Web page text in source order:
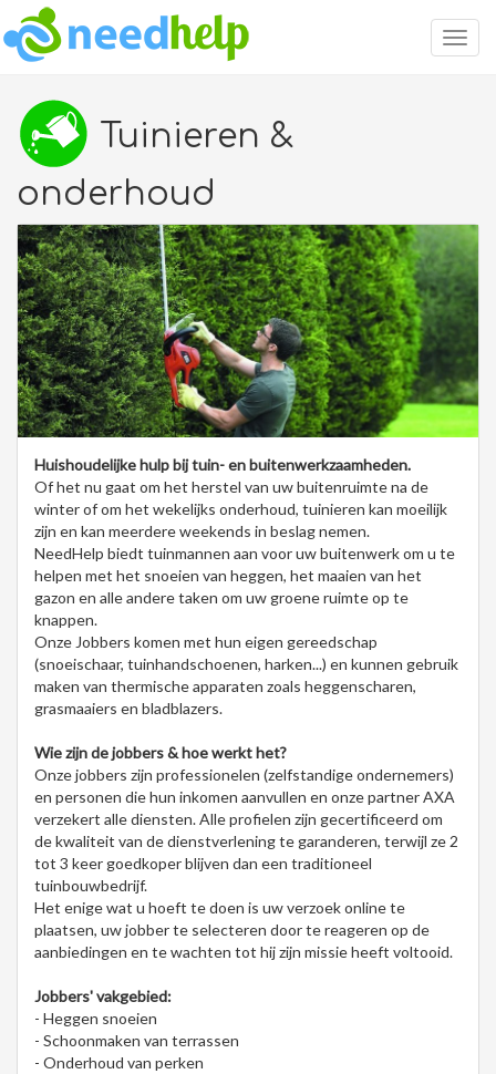
Tuinieren &
onderhoud
Huishoudelijke hulp bij tuin- en buitenwerkzaamheden.
Of het nu gaat om het herstel van uw buitenruimte na de
winter of om het wekelijks onderhoud, tuinieren kan moeilijk
zijn en kan meerdere weekends in beslag nemen.
NeedHelp biedt tuinmannen aan voor uw buitenwerk om u te
helpen met het snoeien van heggen, het maaien van het
gazon en alle andere taken om uw groene ruimte op te
knappen.
Onze Jobbers komen met hun eigen gereedschap
(snoeischaar, tuinhandschoenen, harken...) en kunnen gebruik
maken van thermische apparaten zoals heggenscharen,
grasmaaiers en bladblazers.
Wie zijn de jobbers & hoe werkt het?
Onze jobbers zijn professionelen (zelfstandige ondernemers)
en personen die hun inkomen aanvullen en onze partner AXA
verzekert alle diensten. Alle profielen zijn gecertificeerd om
de kwaliteit van de dienstverlening te garanderen, terwijl ze 2
tot 3 keer goedkoper blijven dan een traditioneel
tuinbouwbedrijf.
Het enige wat u hoeft te doen is uw verzoek online te
plaatsen, uw jobber te selecteren door te reageren op de
aanbiedingen en te wachten tot hij zijn missie heeft voltooid.
Jobbers' vakgebied:
- Heggen snoeien
- Schoonmaken van terrassen
- Onderhoud van perken